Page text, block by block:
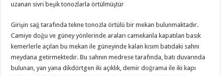
uzanan sivri beşik tonozlarla örtülmüştür
Girişin sağ tarafında tekne tonozla örtülü bir mekan bulunmaktadır.
Camiye doğu ve güney yönlerinde araları camekanla kapatılan basık
kemerlerle açılan bu mekan ile güneyinde kalan kısım batıdaki sahnı
meydana getirmektedir. Bu sahnın medrese tarafında, batı duvarında
bulunan, yan yana dikdörtgen iki açıklık, demir doğrama ile iki kapı